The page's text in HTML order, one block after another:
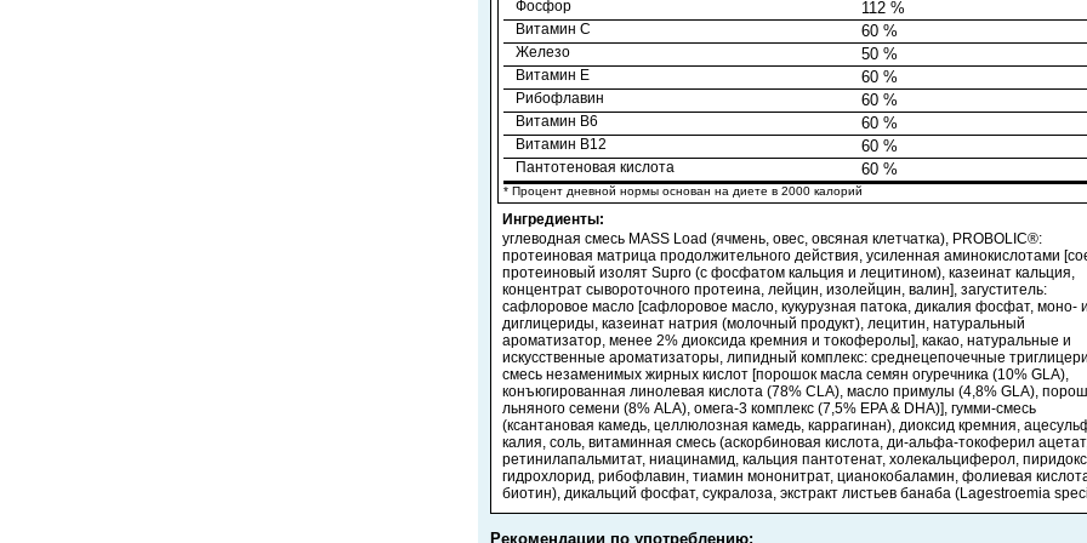
Фосфор 112 %
Витамин С 60 %
Железо 50 %
Витамин Е 60 %
Рибофлавин 60 %
Витамин В6 60 %
Витамин В12 60 %
Пантотеновая кислота 60 %
* Процент дневной нормы основан на диете в 2000 калорий
Ингредиенты:
углеводная смесь MASS Load (ячмень, овес, овсяная клетчатка), PROBOLIC®:
протеиновая матрица продолжительного действия, усиленная аминокислотами
протеиновый изолят Supro (с фосфатом кальция и лецитином), казеинат кальция,
концентрат сывороточного протеина, лейцин, изолейцин, валин], загуститель:
сафлоровое масло [сафлоровое масло, кукурузная патока, дикалия фосфат, моно- и
диглицериды, казеинат натрия (молочный продукт), лецитин, натуральный
ароматизатор, менее 2% диоксида кремния и токоферолы], какао, натуральные и
искусственные ароматизаторы, липидный комплекс: среднецепочечные
смесь незаменимых жирных кислот [порошок масла семян огуречника (10% GLA),
конъюгированная линолевая кислота (78% CLA), масло примулы (4,8% GLA),
льняного семени (8% ALA), омега-3 комплекс (7,5% EPA & DHA)], гумми-смесь
(ксантановая камедь, целлюлозная камедь, каррагинан), диоксид кремния,
калия, соль, витаминная смесь (аскорбиновая кислота, ди-альфа-токоферил
ретинилапальмитат, ниацинамид, кальция пантотенат, холекальциферол,
гидрохлорид, рибофлавин, тиамин мононитрат, цианокобаламин, фолиевая
биотин), дикальций фосфат, сукралоза, экстракт листьев банаба (Lagestroemia
Рекомендации по употреблению: